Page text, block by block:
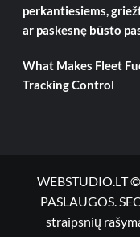
perkantiesiems,
ar paskesnę būsto
What Makes Fleet
Tracking Control
WEBSTUDIO.LT
PASLAUGOS.
straipsnių